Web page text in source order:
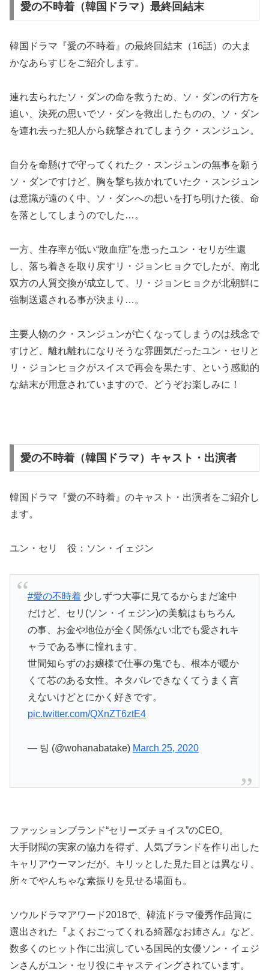
愛の不時着（韓国ドラマ）最終回結末
韓国ドラマ『愛の不時着』の最終回結末（16話）の大ま
かなあらすじをご紹介します。
連れ去られたソ・ダンの命を救うため、ソ・ダンの行方を
追い、決死の思いでソ・ダンを救出したものの、ソ・ダン
を連れ去った犯人から銃撃されてしまうク・スンジュン。
自分を命懸けで守ってくれたク・スンジュンの無事を願う
ソ・ダンですけど、胸を撃ち抜かれていたク・スンジュン
は意識が遠のく中、ソ・ダンへの想いを打ち明けた後、命
を落としてしまうのでした…。
一方、生存率が低い“敗血症”を患ったユン・セリが生還
し、落ち着きを取り戻すリ・ジョンヒョクでしたが、南北
双方の人質交換が成立して、リ・ジョンヒョクが北朝鮮に
強制送還される事が決まり…。
主要人物のク・スンジュンが亡くなってしまうのは残念で
すけど、離れ離れになりそうな雰囲気だったユン・セリと
リ・ジョンヒョクがスイスで再会を果たす、という感動的
な結末が用意されていますので、どうぞお楽しみに！
愛の不時着（韓国ドラマ）キャスト・出演者
韓国ドラマ『愛の不時着』のキャスト・出演者をご紹介し
ます。
ユン・セリ 役：ソン・イェジン
#愛の不時着少しずつ大事に見てるからまだ途中
だけど、セリ(ソン・イェジン)の美貌はもちろん
の事、お金や地位が全く関係ない北でも愛されキ
ャラである事に憧れます。
世間知らずのお嬢様で仕事の鬼でも、根本が暖か
くて芯のある女性。ネタバレできなくてうまく言
えないけどとにかく好きです。
pic.twitter.com/QXnZT6ztE4
— 팅 (@wohanabatake) March 25, 2020
ファッションブランド“セリーズチョイス”のCEO。
大手財閥の実家の協力を得ず、人気ブランドを作り出した
キャリアウーマンだが、キリッとした見た目とは異なり、
所々でやんちゃな素振りを見せる場面も。
ソウルドラマアワード2018で、韓流ドラマ優秀作品賞に
選出された『よくおごってくれる綺麗なお姉さん』など、
数多くのヒット作に出演している国民的女優ソン・イェジ
ンさんがユン・セリ役にキャスティングされています。